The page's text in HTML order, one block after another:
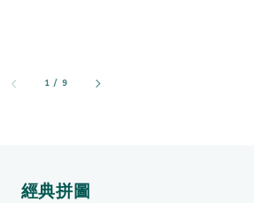
1 / 9
經典拼圖